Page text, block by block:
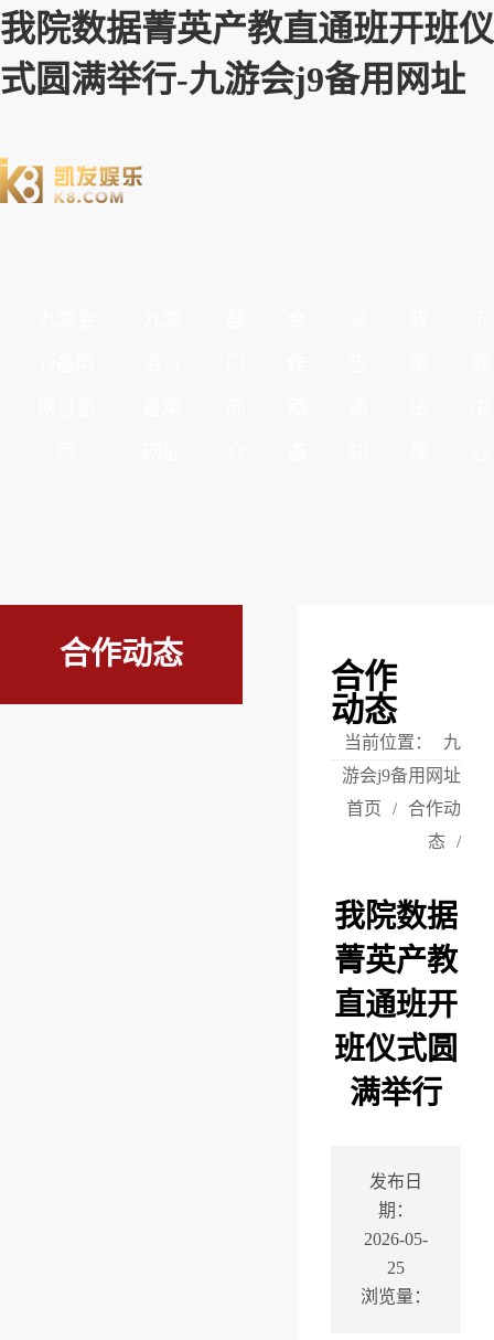
我院数据菁英产教直通班开班仪
式圆满举行-九游会j9备用网址
合作动态
合作
动态
当前位置：
九
游会j9备用网址
首页
/
合作动
态 /
我院数据
菁英产教
直通班开
班仪式圆
满举行
发布日
期：
2026-05-
25
浏览量：